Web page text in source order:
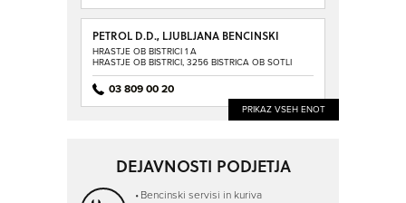
PETROL D.D., LJUBLJANA BENCINSKI
SERVIS BISTRICA OB SOTLI
HRASTJE OB BISTRICI 1 A
HRASTJE OB BISTRICI, 3256 BISTRICA OB SOTLI
03 809 00 20
PRIKAZ VSEH ENOT
DEJAVNOSTI PODJETJA
Bencinski servisi in kuriva